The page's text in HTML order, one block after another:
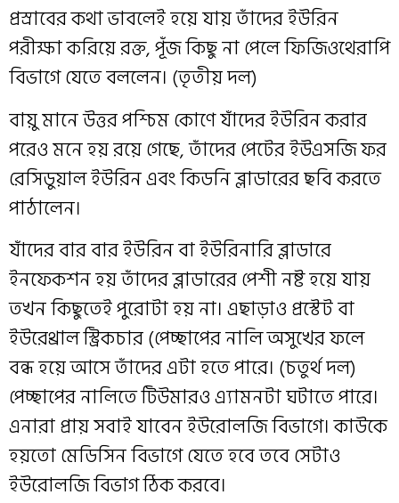
প্রস্রাবের কথা ভাবলেই হয়ে যায় তাঁদের ইউরিন
পরীক্ষা করিয়ে রক্ত, পূঁজ কিছু না পেলে ফিজিওথেরাপি
বিভাগে যেতে বললেন। (তৃতীয় দল)
বায়ু মানে উত্তর পশ্চিম কোণে যাঁদের ইউরিন করার
পরেও মনে হয় রয়ে গেছে, তাঁদের পেটের ইউএসজি ফর
রেসিডুয়াল ইউরিন এবং কিডনি ব্লাডারের ছবি করতে
পাঠালেন।
যাঁদের বার বার ইউরিন বা ইউরিনারি ব্লাডারে
ইনফেকশন হয় তাঁদের ব্লাডারের পেশী নষ্ট হয়ে যায়
তখন কিছুতেই পুরোটা হয় না। এছাড়াও প্রস্টেট বা
ইউরেথ্রাল স্ট্রিকচার (পেচ্ছাপের নালি অসুখের ফলে
বন্ধ হয়ে আসে তাঁদের এটা হতে পারে। (চতুর্থ দল)
পেচ্ছাপের নালিতে টিউমারও এ্যামনটা ঘটাতে পারে।
এনারা প্রায় সবাই যাবেন ইউরোলজি বিভাগে। কাউকে
হয়তো মেডিসিন বিভাগে যেতে হবে তবে সেটাও
ইউরোলজি বিভাগ ঠিক করবে।